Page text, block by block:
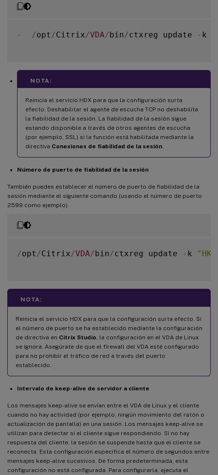
- /opt /Citrix/VDA/bin/ctxreg update - k
NOTA:
Reinicia el servicio HDX para que la configuración surta
efecto. Deshabilitar el agente de escucha TCP no deshabilita
la fiabilidad de la sesión. La fiabilidad de la sesión sigue
estando disponible a través de otros agentes de escucha
(por ejemplo, SSL) si la función está habilitada mediante la
directiva Conexiones de fiabilidad de la sesión
Número de puerto de fiabilidad de la sesión
También puedes establecer el número de puerto de fiabilidad de la
sesión mediante el siguiente comando (usando el número de puerto
2599 como ejemplo).
/opt /Citrix/VDA/bin/ctxreg update - k
NOTA:
Reinicia el servicio HDX para que la configuración surta efecto. Si
el número de puerto se ha establecido mediante la configuración
de directiva en Citrix Studio , la configuración en el VDA de Linux
se ignora. Asegúrate de que el firewall del VDA esté configurado
para no prohibir el tráfico de red a través del puerto
establecido.
Intervalo de keep-alive de servidor a cliente
Los mensajes keep-alive se envían entre el VDA de Linux y el cliente
cuando no hay actividad (por ejemplo, ningún movimiento del ratón o
actualización de pantalla) en una sesión. Los mensajes keep-alive se
utilizan para detectar si el cliente sigue respondiendo. Si no hay
respuesta del cliente, la sesión se suspende hasta que el cliente se
reconecta. Esta configuración especifica el número de segundos entre
mensajes keep-alive sucesivos. De forma predeterminada, esta
configuración no está configurada. Para configurarla, ejecuta el